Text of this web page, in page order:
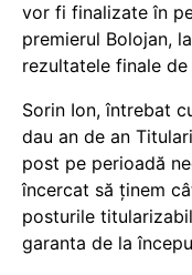
vor fi finalizate în
premierul Bolojan,
rezultatele finale
Sorin Ion, întrebat
dau an de an
post pe perioadă
încercat să ținem
posturile
garanta de la